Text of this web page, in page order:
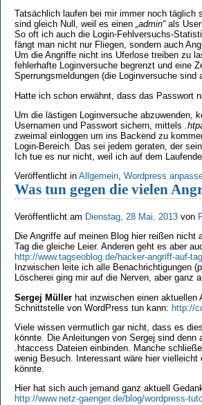
Tatsächlich laufen bei mir immer noch täglich
sind gleich Null, weil es einen „admin“als User
So oft ich auch die Login-Fehlversuchs-
fängt man nicht nur Fliegen, sondern auch
Um die Angriffe nicht ins Uferlose treiben zu
fehlerhafte Loginversuche begrenzt und eine
Sperrungsmeldungen (die Loginversuche sind
Hatte ich schon erwähnt, dass das Passwort
Um die lästigen Loginversuche abzuwenden,
Usernamen und Passwort sichern, mittels
zweimal einloggen um ins Backend zu
Login-Bereich. Das sei jedem geraten, der
Ich tue es nur nicht, weil ich auf dem
Veröffentlicht in Allgemein, Wordpress
Was tun gegen die vielen
Veröffentlicht am Dienstag, 28 Mai, 2013 von
Die Angriffe auf meinen Blog hier reißen
Tag die gleiche Leier. Anderen geht es aber
http://www.tagseoblog.de/hacker-angriff-auf-
Inzwischen leite ich alle Benachrichtigungen
Löscherei ging mir auf die Nerven, aber
Sergej Müller hat inzwischen einen aktuellen
Schnittstelle von WordPress tun kann: http://
Viele wissen vermutlich gar nicht, dass es
könnte. Die Anleitungen von Sergej sind
.htaccess Dateien einbinden. Manche
wenig Besuch. Interessant wäre hier
könnte.
Hier hat sich auch jemand ganz aktuell
http://www.netz-gaenger.de/blog/wordpress-